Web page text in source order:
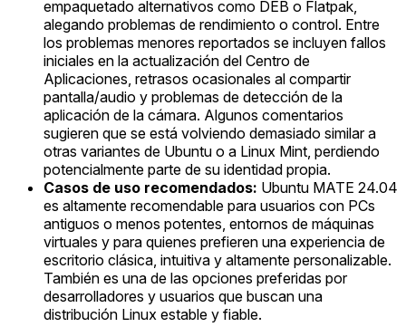
empaquetado alternativos como DEB o Flatpak,
alegando problemas de rendimiento o control. Entre
los problemas menores reportados se incluyen fallos
iniciales en la actualización del Centro de
Aplicaciones, retrasos ocasionales al compartir
pantalla/audio y problemas de detección de la
aplicación de la cámara. Algunos comentarios
sugieren que se está volviendo demasiado similar a
otras variantes de Ubuntu o a Linux Mint, perdiendo
potencialmente parte de su identidad propia.
Casos de uso recomendados: Ubuntu MATE 24.04
es altamente recomendable para usuarios con PCs
antiguos o menos potentes, entornos de máquinas
virtuales y para quienes prefieren una experiencia de
escritorio clásica, intuitiva y altamente personalizable.
También es una de las opciones preferidas por
desarrolladores y usuarios que buscan una
distribución Linux estable y fiable.